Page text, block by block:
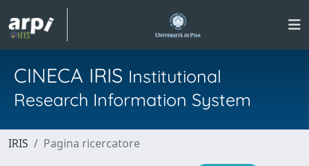
CINECA IRIS Institutional
Research Information System
IRIS Pagina ricercatore